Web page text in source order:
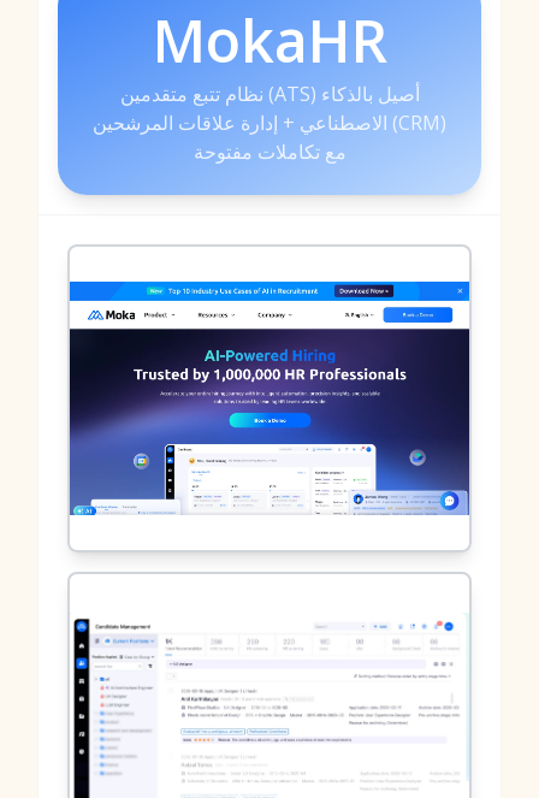
MokaHR
نظام تتبع متقدمين (ATS) أصيل بالذكاء
الاصطناعي + إدارة علاقات المرشحين (CRM)
مع تكاملات مفتوحة